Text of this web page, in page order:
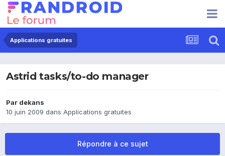
Applications gratuites
Astrid tasks/to-do manager
Par dekans
10 juin 2009 dans Applications gratuites
Répondre à ce sujet